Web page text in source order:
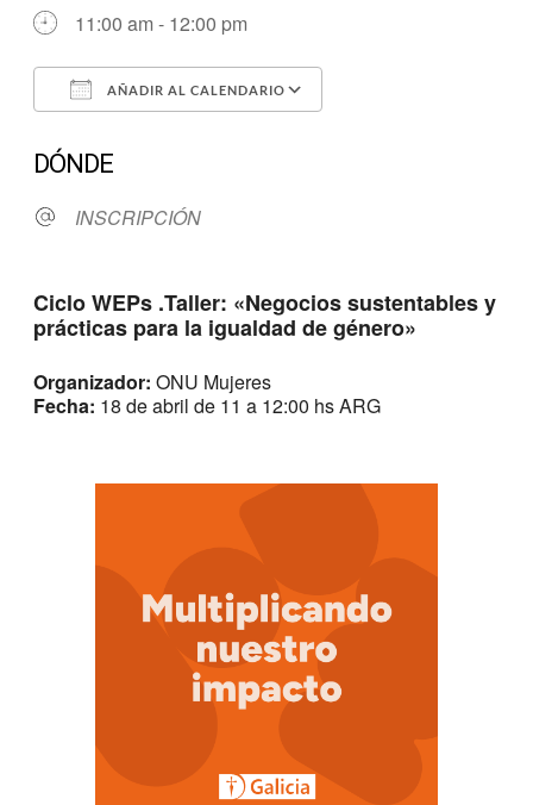
11:00 am - 12:00 pm
AÑADIR AL CALENDARIO
DÓNDE
INSCRIPCIÓN
Ciclo WEPs .Taller: «Negocios sustentables y
prácticas para la igualdad de género»
Organizador: ONU Mujeres
Fecha: 18 de abril de 11 a 12:00 hs ARG